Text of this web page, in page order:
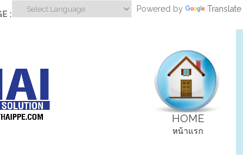
:
Powered by Translate
HOME
หน้าแรก